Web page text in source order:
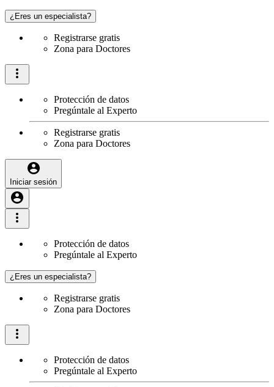
¿Eres un especialista?
Registrarse gratis
Zona para Doctores
Protección de datos
Pregúntale al Experto
Registrarse gratis
Zona para Doctores
Iniciar sesión
Protección de datos
Pregúntale al Experto
¿Eres un especialista?
Registrarse gratis
Zona para Doctores
Protección de datos
Pregúntale al Experto